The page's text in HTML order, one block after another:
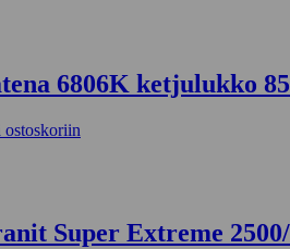
6806K ketjulukko
ostoskoriin
Super Extreme